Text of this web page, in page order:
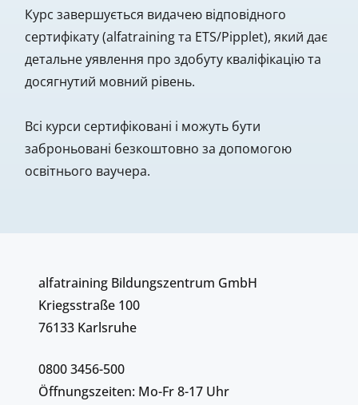
Курс завершується видачею відповідного
сертифікату (alfatraining та ETS/Pipplet), який дає
детальне уявлення про здобуту кваліфікацію та
досягнутий мовний рівень.
Всі курси сертифіковані і можуть бути
заброньовані безкоштовно за допомогою
освітнього ваучера.
alfatraining Bildungszentrum GmbH
Kriegsstraße 100
76133 Karlsruhe
0800 3456-500
Öffnungszeiten: Mo-Fr 8-17 Uhr